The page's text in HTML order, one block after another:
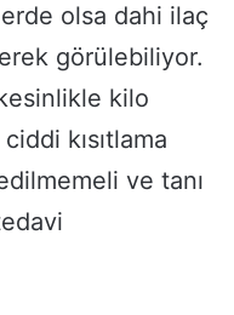
olsa dahi ilaç
görülebiliyor.
kilo
kısıtlama
ve tanı